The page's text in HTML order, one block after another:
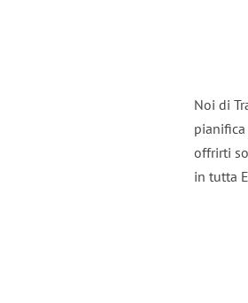
Noi di
offrirti
in tutta